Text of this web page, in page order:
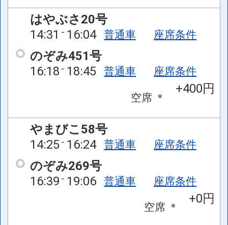
はやぶさ20号
14:31
16:04 普通車 座席条件
のぞみ451号
16:18 18:45 普通車 座席条件
空席 ＊
+400円
やまびこ58号
14:25 16:24 普通車 座席条件
のぞみ269号
16:39 19:06 普通車 座席条件
空席 ＊
+0円